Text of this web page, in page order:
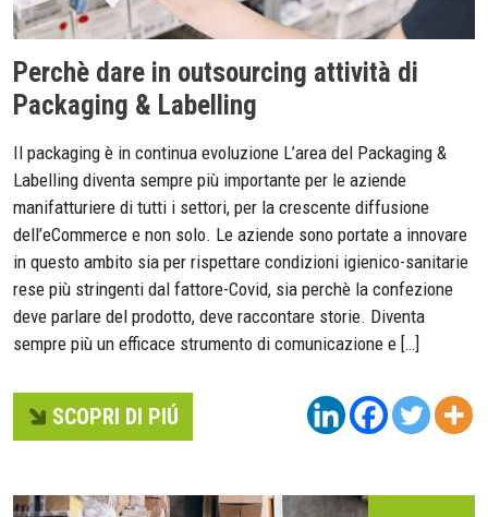
Perchè dare in outsourcing attività di
Packaging & Labelling
Il packaging è in continua evoluzione L’area del Packaging &
Labelling diventa sempre più importante per le aziende
manifatturiere di tutti i settori, per la crescente diffusione
dell’eCommerce e non solo. Le aziende sono portate a innovare
in questo ambito sia per rispettare condizioni igienico-sanitarie
rese più stringenti dal fattore-Covid, sia perchè la confezione
deve parlare del prodotto, deve raccontare storie. Diventa
sempre più un efficace strumento di comunicazione e […]
SCOPRI DI PIÚ